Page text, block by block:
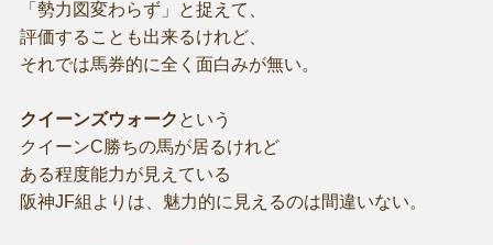
「勢力図変わらず」と捉えて、
評価することも出来るけれど、
それでは馬券的に全く面白みが無い。
クイーンズウォーク という
クイーンC勝ちの馬が居るけれど
ある程度能力が見えている
阪神JF組よりは、魅力的に見えるのは間違いない。